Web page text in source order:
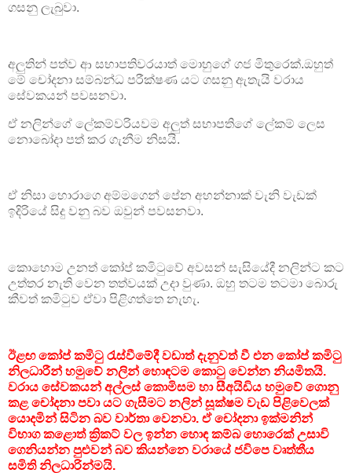
ගසනු ලැබුවා.
අලුතින් පත්ව ආ සභාපතිවරයාත් මොහුගේ ගජ මිතුරෙක්.ඔහුත්
මේ චෝදනා සම්බන්ධ පරීක්ෂණ යට ගසනු ඇතැයි වරාය
සේවකයන් පවසනවා.
ඒ නලින්ගේ ලේකම්වරියවම අලුත් සභාපතිගේ ලේකම් ලෙස
නොබෝදා පත් කර ගැනීම නිසයි.
ඒ නිසා හොරාගෙ අම්මගෙන් පේන අහන්නාක් වැනි වැඩක්
ඉදිරියේ සිදු වනු බව ඔවුන් පවසනවා.
කොහොම උනත් කෝප් කමිටුවේ අවසන් සැසියේදී නලින්ට කට
උත්තර නැති වෙන තත්වයක් උදා වුණා. ඔහු තටම තටමා බොරු
කීවත් කමිටුව ඒවා පිළිගත්තෙ නැහැ.
ඊළඟ කෝප් කමිටු රැස්වීමේදී වඩාත් දැනුවත් වී එන කෝප් කමිටු
නිලධාරීන් හමුවේ නලින් හොඳටම කොටු වෙන්න නියමිතයි.
වරාය සේවකයන් අල්ලස් කොමිසම හා සීඅයිඩිය හමුවේ ගොනු
කළ චෝදනා පවා යට ගැසීමට නලින් සූක්ෂම වැඩ පිළිවෙලක්
යොදමින් සිටින බව වාර්තා වෙනවා. ඒ චෝදනා ඉක්මනින්
විභාග කළොත් ක්‍රිකට් වල ඉන්න හොඳ කම්බ හොරෙක් උසාවි
ගෙනියන්න පුළුවන් බව කියන්නෙ වරායේ ජවිපෙ වෘත්තීය
සමිති නිලධාරින්මයි.